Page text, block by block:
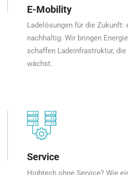
E-Mobility
Ladelösungen für die Zukunft:
nachhaltig. Wir bringen
schaffen Ladeinfrastruktur,
wächst.
Service
Hightech ohne Service? Wie